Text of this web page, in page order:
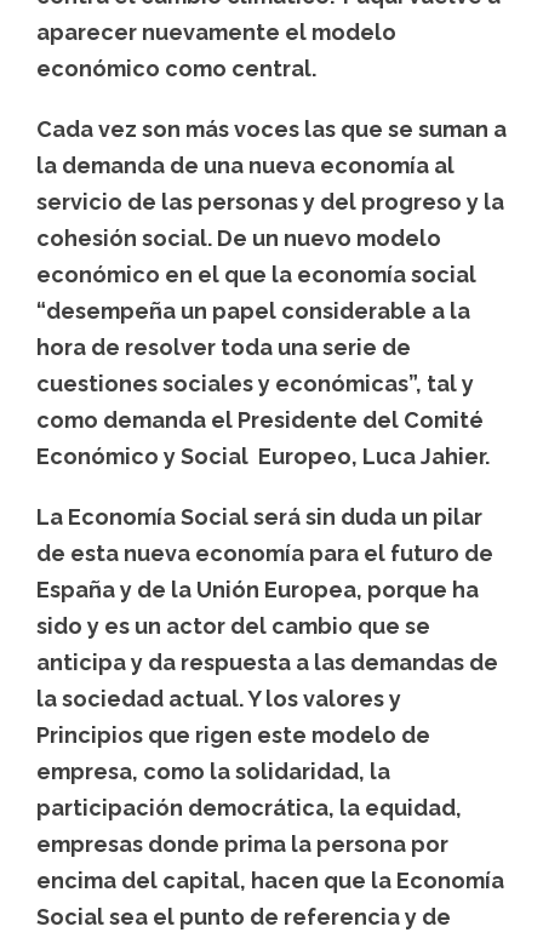
aparecer nuevamente el modelo
económico como central.
Cada vez son más voces las que se suman a
la demanda de una nueva economía al
servicio de las personas y del progreso y la
cohesión social. De un nuevo modelo
económico en el que la economía social
“desempeña un papel considerable a la
hora de resolver toda una serie de
cuestiones sociales y económicas”, tal y
como demanda el Presidente del Comité
Económico y Social Europeo, Luca Jahier.
La Economía Social será sin duda un pilar
de esta nueva economía para el futuro de
España y de la Unión Europea, porque ha
sido y es un actor del cambio que se
anticipa y da respuesta a las demandas de
la sociedad actual. Y los valores y
Principios que rigen este modelo de
empresa, como la solidaridad, la
participación democrática, la equidad,
empresas donde prima la persona por
encima del capital, hacen que la Economía
Social sea el punto de referencia y de